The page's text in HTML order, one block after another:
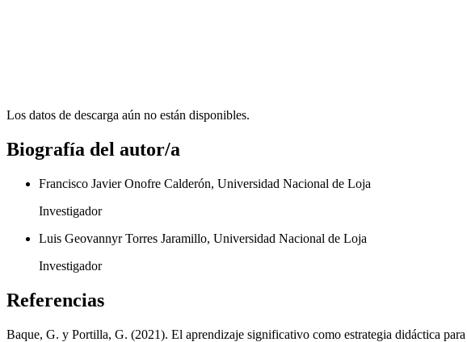
Los datos de descarga aún no están disponibles.
Biografía del autor/a
Francisco Javier Onofre Calderón, Universidad Nacional de Loja
Investigador
Luis Geovannyr Torres Jaramillo, Universidad Nacional de Loja
Investigador
Referencias
Baque, G. y Portilla, G. (2021). El aprendizaje significativo como estrategia didáctica